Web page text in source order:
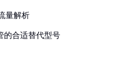
量解析
的合适替代型号